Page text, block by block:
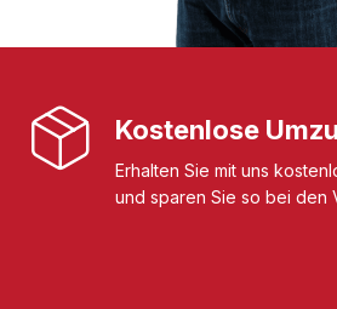
Kostenlose
Erhalten Sie mit uns
und sparen Sie so bei den